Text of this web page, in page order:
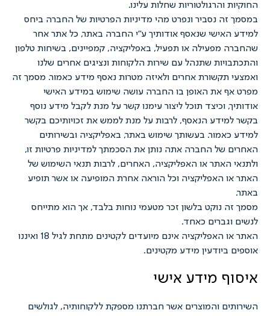
והרגולטוריות שחלות עלינו.
נסביר ונפרט מהי מדיניות הפרטיות של החברה ביחס
שנאסף אודותיך ע"י החברה באתר, כל אתר אחר
מפעילה או תפעיל, באפליקציה, קמפיינים, בשיחות טלפון
שתנהל עם שירות הלקוחות ונציגים אחרים שלנו
תקשורת אחרים ולאיזה מטרות נאסף מידע כאמור. מסמך זה
את האופן בו החברה עושה שימוש במידע האישי
וכיצד תוכל ליצור עימנו קשר על מנת לקבל מידע נוסף
הנאסף, לרבות על מנת לממש את זכויותיכם בקשר
בעשותך שימוש באתר, באפליקציה ובשירותים
של החברה אתה נותן את הסכמתך למדיניות פרטיות זו,
האתר או האפליקציה, האחרים, לרבות תנאי השימוש של
האפליקציה וכל הוראה אחרת המופיעה או אשר תופיע
נוקט בלשון זכר מטעמי נוחות בלבד, אך הוא מתייחס
כאחד.
האתר או האפליקציה אינם מיועדים לקטינים מתחת לגיל 18 ואיננו
מידע מקטינים.
מידע אישי
והמוצרים אשר חברתנו מספקת ללקוחותיה, לגולשים